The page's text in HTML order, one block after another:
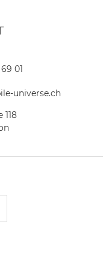
01
universe.ch
118